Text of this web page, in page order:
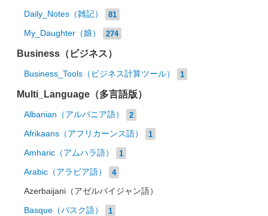
Daily_Notes（雑記） 81
My_Daughter（娘） 274
Business（ビジネス）
Business_Tools（ビジネス計算ツール） 1
Multi_Language（多言語版）
Albanian（アルバニア語） 2
Afrikaans（アフリカーンス語） 1
Amharic（アムハラ語） 1
Arabic（アラビア語） 4
Azerbaijani（アゼルバイジャン語）
Basque（バスク語） 1